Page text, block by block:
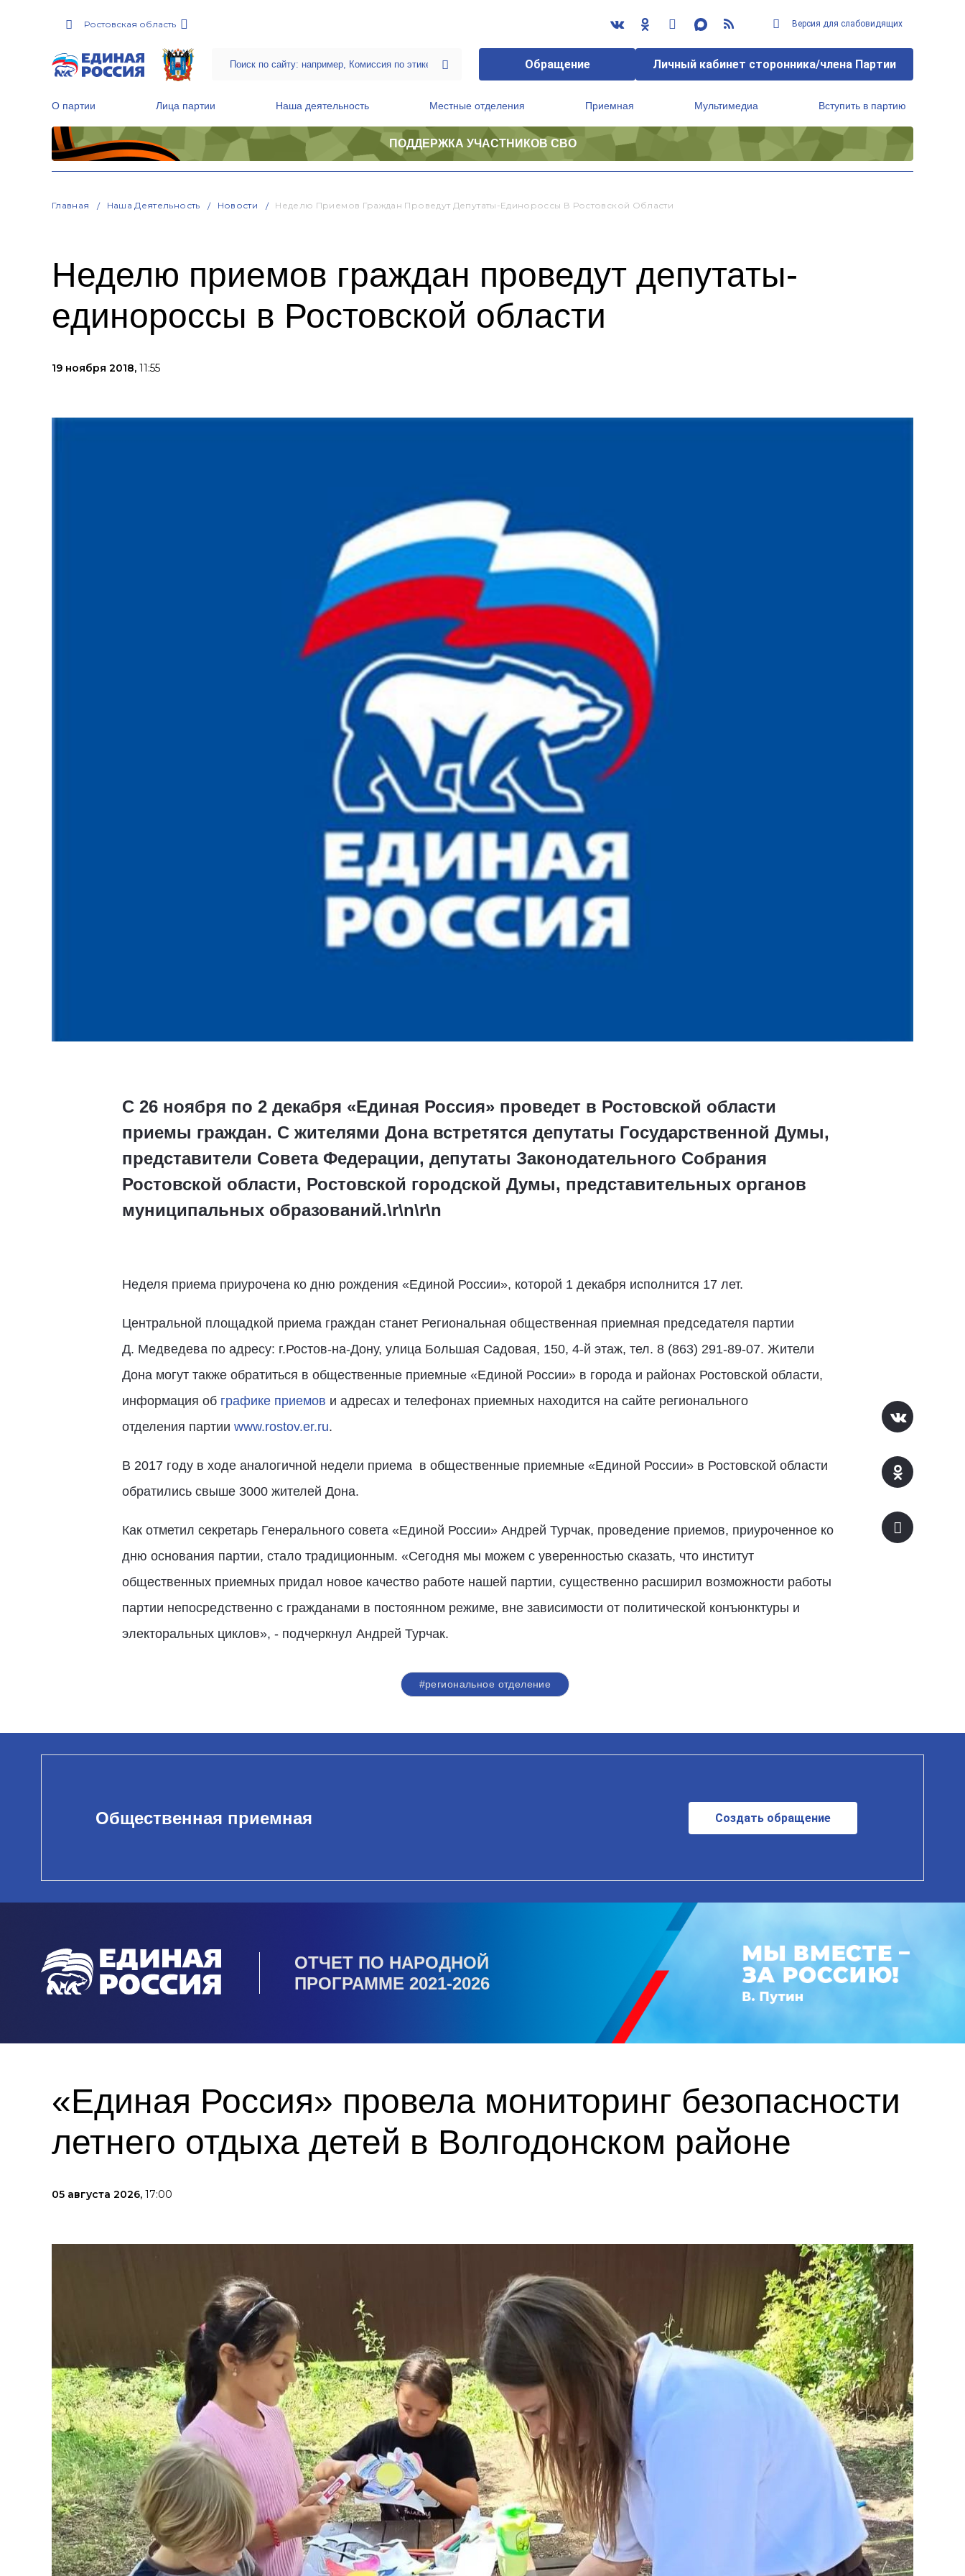
Ростовская область Версия для слабовидящих
Обращение Личный кабинет сторонника/члена Партии
О партии Лица партии Наша деятельность Местные отделения Приемная Мультимедиа Вступить в партию
ПОДДЕРЖКА УЧАСТНИКОВ СВО
Главная Наша Деятельность Новости Неделю Приемов Граждан Проведут Депутаты-Единороссы В Ростовской Области
Неделю приемов граждан проведут депутаты-
единороссы в Ростовской области
19 ноября 2018, 11:55
С 26 ноября по 2 декабря «Единая Россия» проведет в Ростовской области
приемы граждан. С жителями Дона встретятся депутаты Государственной Думы,
представители Совета Федерации, депутаты Законодательного Собрания
Ростовской области, Ростовской городской Думы, представительных органов
муниципальных образований.\r\n\r\n
Неделя приема приурочена ко дню рождения «Единой России», которой 1 декабря исполнится 17 лет.
Центральной площадкой приема граждан станет Региональная общественная приемная председателя партии
Д. Медведева по адресу: г.Ростов-на-Дону, улица Большая Садовая, 150, 4-й этаж, тел. 8 (863) 291-89-07. Жители
Дона могут также обратиться в общественные приемные «Единой России» в города и районах Ростовской области,
информация об графике приемов и адресах и телефонах приемных находится на сайте регионального
отделения партии www.rostov.er.ru.
В 2017 году в ходе аналогичной недели приема в общественные приемные «Единой России» в Ростовской области
обратились свыше 3000 жителей Дона.
Как отметил секретарь Генерального совета «Единой России» Андрей Турчак, проведение приемов, приуроченное ко
дню основания партии, стало традиционным. «Сегодня мы можем с уверенностью сказать, что институт
общественных приемных придал новое качество работе нашей партии, существенно расширил возможности работы
партии непосредственно с гражданами в постоянном режиме, вне зависимости от политической конъюнктуры и
электоральных циклов», - подчеркнул Андрей Турчак.
#региональное отделение
Общественная приемная Создать обращение
ОТЧЕТ ПО НАРОДНОЙ
ПРОГРАММЕ 2021-2026
«Единая Россия» провела мониторинг безопасности
летнего отдыха детей в Волгодонском районе
05 августа 2026, 17:00